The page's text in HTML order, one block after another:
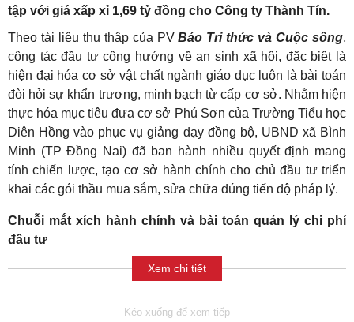
tập với giá xấp xỉ 1,69 tỷ đồng cho Công ty Thành Tín.
Theo tài liệu thu thập của PVBáo Tri thức và Cuộc sống,
công tác đầu tư công hướng về an sinh xã hội, đặc biệt là
hiện đại hóa cơ sở vật chất ngành giáo dục luôn là bài toán
đòi hỏi sự khẩn trương, minh bạch từ cấp cơ sở. Nhằm hiện
thực hóa mục tiêu đưa cơ sở Phú Sơn của Trường Tiểu học
Diên Hồng vào phục vụ giảng dạy đồng bộ, UBND xã Bình
Minh (TP Đồng Nai) đã ban hành nhiều quyết định mang
tính chiến lược, tạo cơ sở hành chính cho chủ đầu tư triển
khai các gói thầu mua sắm, sửa chữa đúng tiến độ pháp lý.
Chuỗi mắt xích hành chính và bài toán quản lý chi phí
đầu tư
Xem chi tiết